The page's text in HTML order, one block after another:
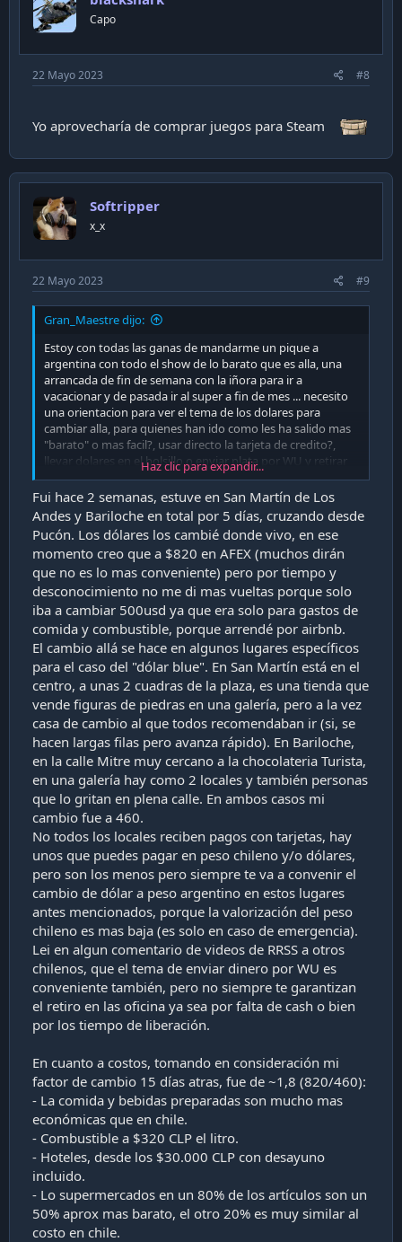
participar en transacciones de divisas en el mercado negro
puede implicar riesgos legales y financieros. Siempre es
regulaciones cambiarias vigentes en Argentina y seguir los
canales oficiales para realizar operaciones legales y
seguras.
n
s
Capo
22 Mayo 2023 #8
Yo aprovecharía de comprar juegos para Steam
Softripper
x_x
22 Mayo 2023 #9
Gran_Maestre dijo:
Estoy con todas las ganas de mandarme un pique a
argentina con todo el show de lo barato que es alla, una
arrancada de fin de semana con la iñora para ir a
vacacionar y de pasada ir al super a fin de mes ... necesito
una orientacion para ver el tema de los dolares para
cambiar alla, para quienes han ido como les ha salido mas
"barato" o mas facil?, usar directo la tarjeta de credito?,
llevar dolares en el bolsillo o enviar plata por WU y retirar
alla?
Haz clic para expandir...
Fui hace 2 semanas, estuve en San Martín de Los
Andes y Bariloche en total por 5 días, cruzando desde
Pucón. Los dólares los cambié donde vivo, en ese
momento creo que a $820 en AFEX (muchos dirán
que no es lo mas conveniente) pero por tiempo y
desconocimiento no me di mas vueltas porque solo
iba a cambiar 500usd ya que era solo para gastos de
comida y combustible, porque arrendé por airbnb.
El cambio allá se hace en algunos lugares específicos
para el caso del "dólar blue". En San Martín está en el
centro, a unas 2 cuadras de la plaza, es una tienda que
vende figuras de piedras en una galería, pero a la vez
casa de cambio al que todos recomendaban ir (si, se
hacen largas filas pero avanza rápido). En Bariloche,
en la calle Mitre muy cercano a la chocolateria Turista,
en una galería hay como 2 locales y también personas
que lo gritan en plena calle. En ambos casos mi
cambio fue a 460.
No todos los locales reciben pagos con tarjetas, hay
unos que puedes pagar en peso chileno y/o dólares,
pero son los menos pero siempre te va a convenir el
cambio de dólar a peso argentino en estos lugares
antes mencionados, porque la valorización del peso
chileno es mas baja (es solo en caso de emergencia).
Lei en algun comentario de videos de RRSS a otros
chilenos, que el tema de enviar dinero por WU es
conveniente también, pero no siempre te garantizan
el retiro en las oficina ya sea por falta de cash o bien
por los tiempo de liberación.
En cuanto a costos, tomando en consideración mi
factor de cambio 15 días atras, fue de ~1,8 (820/460):
- La comida y bebidas preparadas son mucho mas
económicas que en chile.
- Combustible a $320 CLP el litro.
- Hoteles, desde los $30.000 CLP con desayuno
incluido.
- Lo supermercados en un 80% de los artículos son un
50% aprox mas barato, el otro 20% es muy similar al
costo en chile.